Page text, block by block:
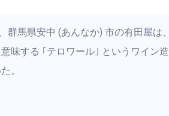
群馬県安中 (あんなか) 市の有田屋は
味する ｢テロワール｣ というワイン
。